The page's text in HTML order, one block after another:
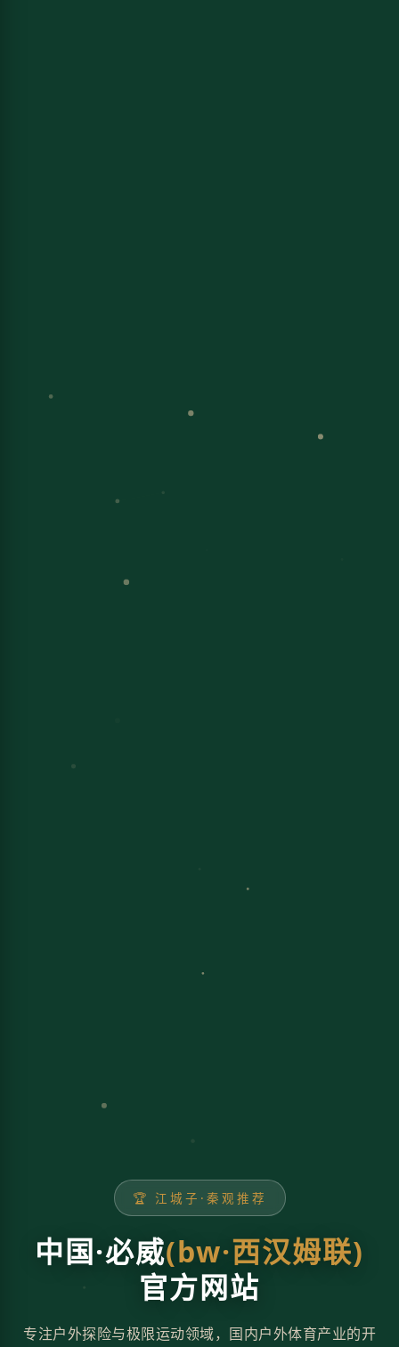
🏆 江城子·秦观推荐
中国·必威(bw·西汉姆联)
官方网站
专注户外探险与极限运动领域，国内户外体育产业的开